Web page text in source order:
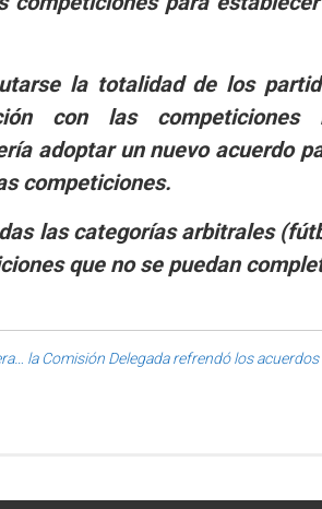
la totalidad de los
con las competiciones
adoptar un nuevo acuerdo
competiciones.
las categorías arbitrales
que no se puedan
la Comisión Delegada refrendó los acuerdos